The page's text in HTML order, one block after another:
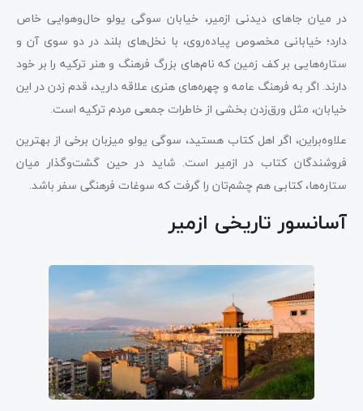
در میان جاهای دیدنی ازمیر، خیابان سوگی یولو حال‌وهوایی خاص
دارد؛ خیابانی مخصوص پیاده‌روی، با نخل‌های بلند در دو سوی آن و
ستاره‌هایی بر کف زمین که نام‌های بزرگ فرهنگ و هنر ترکیه را بر خود
دارند. اگر به فرهنگ عامه و چهره‌های هنری علاقه دارید، قدم زدن در این
خیابان، مثل ورق‌زدن بخشی از خاطرات جمعی مردم ترکیه است.
علاوه‌براین، اگر اهل کتاب هستید، سوگی یولو میزبان برخی از بهترین
فروشندگان کتاب در ازمیر است. شاید در حین گشت‌وگذار میان
ستاره‌ها، کتابی هم چشم‌تان را گرفت که سوغات فرهنگی سفر باشد.
آسانسور تاریخی ازمیر